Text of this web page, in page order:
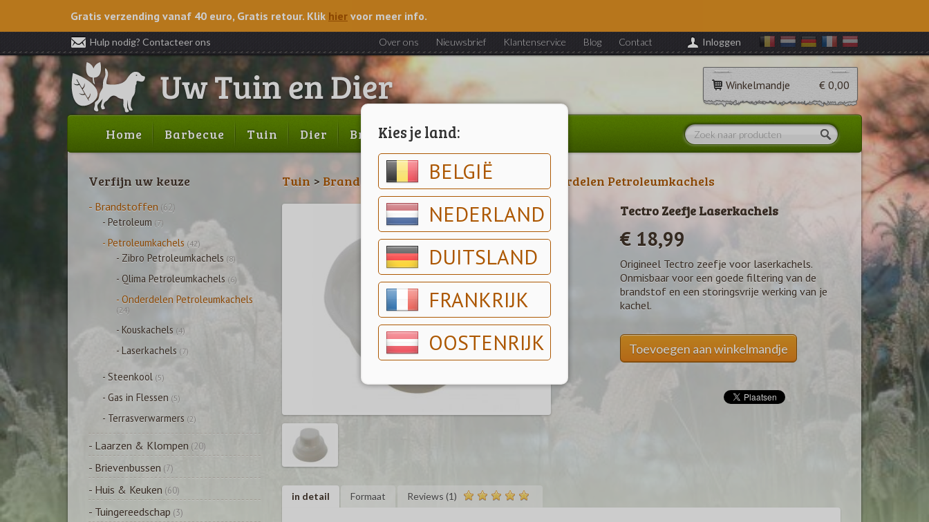
Kies je land:
BELGIË
NEDERLAND
DUITSLAND
FRANKRIJK
OOSTENRIJK
Gratis verzending vanaf 40 euro, Gratis retour. Klik hier voor meer info.
Hulp nodig? Contacteer ons Over ons Nieuwsbrief Klantenservice Blog Contact Inloggen
Winkelmandje € 0,00
Home Barbecue Tuin Dier Brood & gebak
Tuin > Brandstoffen>Petroleumkachels
Onderdelen Petroleumkachels
Tectro Zeefje Laserkachels
€ 18,99
Origineel Tectro zeefje voor laserkachels.
Onmisbaar voor een goede filtering van de
brandstof en een storingsvrije werking van je
kachel.
Toevoegen aan winkelmandje
in detail Formaat Reviews (1)
Verfijn uw keuze
- Brandstoffen (62)
- Petroleum (7)
- Petroleumkachels (42)
- Zibro Petroleumkachels (8)
- Qlima Petroleumkachels (6)
- Onderdelen Petroleumkachels
(24)
- Kouskachels (4)
- Laserkachels (7)
- Steenkool (5)
- Gas in Flessen (5)
- Terrasverwarmers (2)
- Laarzen & Klompen (20)
- Brievenbussen (7)
- Huis & Keuken (60)
- Tuingereedschap (3)